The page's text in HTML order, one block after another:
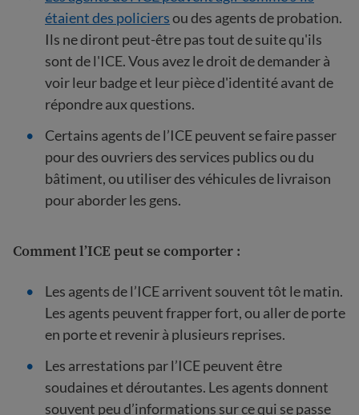
étaient des policiersou des agents de probation.
Ils ne diront peut-être pas tout de suite qu'ils
sont de l'ICE. Vous avez le droit de demander à
voir leur badge et leur pièce d'identité avant de
répondre aux questions.
Certains agents de l’ICE peuvent se faire passer
pour des ouvriers des services publics ou du
bâtiment, ou utiliser des véhicules de livraison
pour aborder les gens.
Comment l’ICE peut se comporter :
Les agents de l’ICE arrivent souvent tôt le matin.
Les agents peuvent frapper fort, ou aller de porte
en porte et revenir à plusieurs reprises.
Les arrestations par l’ICE peuvent être
soudaines et déroutantes. Les agents donnent
souvent peu d’informations sur ce qui se passe